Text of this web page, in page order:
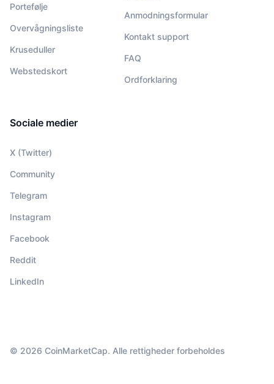
Portefølje
Overvågningsliste
Kruseduller
Webstedskort
Anmodningsformular
Kontakt support
FAQ
Ordforklaring
Sociale medier
X (Twitter)
Community
Telegram
Instagram
Facebook
Reddit
LinkedIn
© 2026 CoinMarketCap. Alle rettigheder forbeholdes